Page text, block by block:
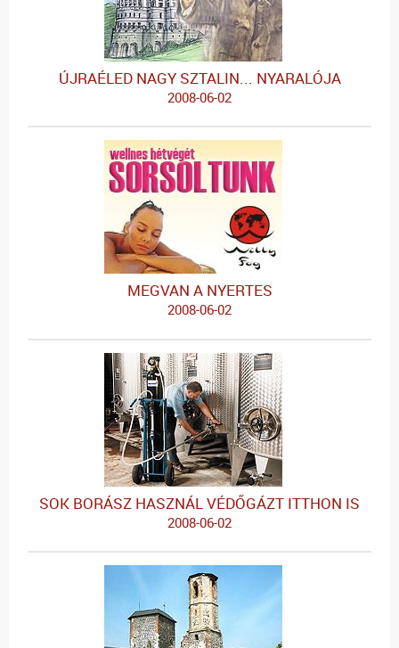
ÚJRAÉLED NAGY SZTALIN... NYARALÓJA
2008-06-02
MEGVAN A NYERTES
2008-06-02
SOK BORÁSZ HASZNÁL VÉDŐGÁZT ITTHON IS
2008-06-02